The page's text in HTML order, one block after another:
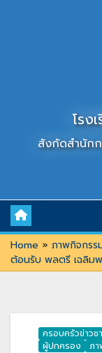
โรง
สังกัดสำนักก
Home » ภาพกิจกรร
ต้อนรับ พลตรี เฉลิม
ครอบครัวข่าวช
ผู้ปกครอง
ภา